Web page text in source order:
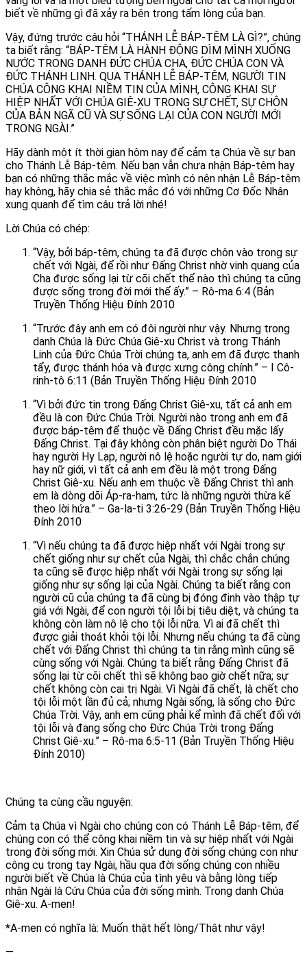
biết về những gì đã xảy ra bên trong tấm lòng của bạn.
Vậy, đứng trước câu hỏi “THÁNH LỄ BÁP-TÊM LÀ GÌ?”, chúng
ta biết rằng: “BÁP-TÊM LÀ HÀNH ĐỘNG DÌM MÌNH XUỐNG
NƯỚC TRONG DANH ĐỨC CHÚA CHA, ĐỨC CHÚA CON VÀ
ĐỨC THÁNH LINH. QUA THÁNH LỄ BÁP-TÊM, NGƯỜI TIN
CHÚA CÔNG KHAI NIỀM TIN CỦA MÌNH, CÔNG KHAI SỰ
HIỆP NHẤT VỚI CHÚA GIÊ-XU TRONG SỰ CHẾT, SỰ CHÔN
CỦA BẢN NGÃ CŨ VÀ SỰ SỐNG LẠI CỦA CON NGƯỜI MỚI
TRONG NGÀI.”
Hãy dành một ít thời gian hôm nay để cảm tạ Chúa về sự ban
cho Thánh Lễ Báp-têm. Nếu bạn vẫn chưa nhận Báp-têm hay
bạn có những thắc mắc về việc mình có nên nhận Lễ Báp-têm
hay không, hãy chia sẻ thắc mắc đó với những Cơ Đốc Nhân
xung quanh để tìm câu trả lời nhé!
Lời Chúa có chép:
“Vậy, bởi báp-têm, chúng ta đã được chôn vào trong sự
chết với Ngài, để rồi như Đấng Christ nhờ vinh quang của
Cha được sống lại từ cõi chết thể nào thì chúng ta cũng
được sống trong đời mới thể ấy.” – Rô-ma 6:4 (Bản
Truyền Thống Hiệu Đính 2010
“Trước đây anh em có đôi người như vậy. Nhưng trong
danh Chúa là Đức Chúa Giê-xu Christ và trong Thánh
Linh của Đức Chúa Trời chúng ta, anh em đã được thanh
tẩy, được thánh hóa và được xưng công chính.” – I Cô-
rinh-tô 6:11 (Bản Truyền Thống Hiệu Đính 2010
“Vì bởi đức tin trong Đấng Christ Giê-xu, tất cả anh em
đều là con Đức Chúa Trời. Người nào trong anh em đã
được báp-têm để thuộc về Đấng Christ đều mặc lấy
Đấng Christ. Tại đây không còn phân biệt người Do Thái
hay người Hy Lạp, người nô lệ hoặc người tự do, nam giới
hay nữ giới, vì tất cả anh em đều là một trong Đấng
Christ Giê-xu. Nếu anh em thuộc về Đấng Christ thì anh
em là dòng dõi Áp-ra-ham, tức là những người thừa kế
theo lời hứa.” – Ga-la-ti 3:26-29 (Bản Truyền Thống Hiệu
Đính 2010
“Vì nếu chúng ta đã được hiệp nhất với Ngài trong sự
chết giống như sự chết của Ngài, thì chắc chắn chúng
ta cũng sẽ được hiệp nhất với Ngài trong sự sống lại
giống như sự sống lại của Ngài. Chúng ta biết rằng con
người cũ của chúng ta đã cùng bị đóng đinh vào thập tự
giá với Ngài, để con người tội lỗi bị tiêu diệt, và chúng ta
không còn làm nô lệ cho tội lỗi nữa. Vì ai đã chết thì
được giải thoát khỏi tội lỗi. Nhưng nếu chúng ta đã cùng
chết với Đấng Christ thì chúng ta tin rằng mình cũng sẽ
cùng sống với Ngài. Chúng ta biết rằng Đấng Christ đã
sống lại từ cõi chết thì sẽ không bao giờ chết nữa; sự
chết không còn cai trị Ngài. Vì Ngài đã chết, là chết cho
tội lỗi một lần đủ cả; nhưng Ngài sống, là sống cho Đức
Chúa Trời. Vậy, anh em cũng phải kể mình đã chết đối với
tội lỗi và đang sống cho Đức Chúa Trời trong Đấng
Christ Giê-xu.” – Rô-ma 6:5-11 (Bản Truyền Thống Hiệu
Đính 2010)
Chúng ta cùng cầu nguyện:
Cảm tạ Chúa vì Ngài cho chúng con có Thánh Lễ Báp-têm, để
chúng con có thể công khai niềm tin và sự hiệp nhất với Ngài
trong đời sống mới. Xin Chúa sử dụng đời sống chúng con như
công cụ trong tay Ngài, hầu qua đời sống chúng con nhiều
người biết về Chúa là Chúa của tình yêu và bằng lòng tiếp
nhận Ngài là Cứu Chúa của đời sống mình. Trong danh Chúa
Giê-xu. A-men!
*A-men có nghĩa là: Muốn thật hết lòng/Thật như vậy!
—